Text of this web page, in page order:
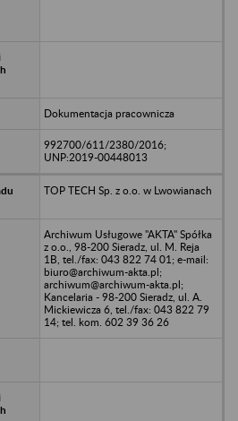
Dokumentacja pracownicza
992700/611/2380/2016;
UNP:2019-00448013
TOP TECH Sp. z o.o. w Lwowianach
Archiwum Usługowe "AKTA" Spółka
z o.o., 98-200 Sieradz, ul. M. Reja
1B, tel./fax: 043 822 74 01; e-mail:
biuro@archiwum-akta.pl;
archiwum@archiwum-akta.pl;
Kancelaria - 98-200 Sieradz, ul. A.
Mickiewicza 6, tel./fax: 043 822 79
14; tel. kom. 602 39 36 26